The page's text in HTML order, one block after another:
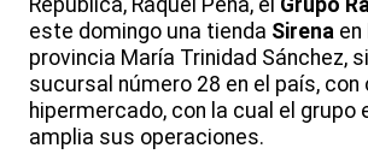
República, Raquel Peña, el Grupo
este domingo una tienda Sirena en
provincia María Trinidad Sánchez,
sucursal número 28 en el país,
hipermercado, con la cual el grupo
amplia sus operaciones.